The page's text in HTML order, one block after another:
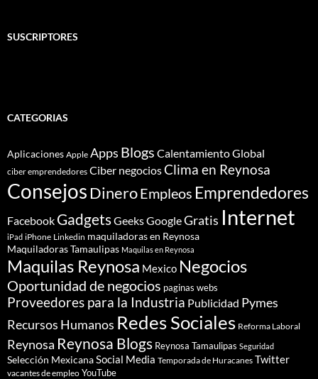
SUSCRIPTORES
CATEGORIAS
Aplicaciones Apple Apps Blogs Calentamiento Global
ciber emprendedores Ciber negociosClima en Reynosa
ConsejosDineroEmpleos Emprendedores
Facebook GadgetsGeeksGoogleGratis Internet
iPad iPhone Linkedin maquiladoras en Reynosa
Maquiladoras Tamaulipas Maquilas en Reynosa
Maquilas Reynosa Mexico Negocios
Oportunidad de negocios paginas webs
Proveedores para la Industria Publicidad Pymes
Recursos Humanos Redes Sociales Reforma Laboral
Reynosa Reynosa Blogs Reynosa Tamaulipas Seguridad
Selección MexicanaSocial Media Temporada de Huracanes Twitter
vacantes de empleo YouTube